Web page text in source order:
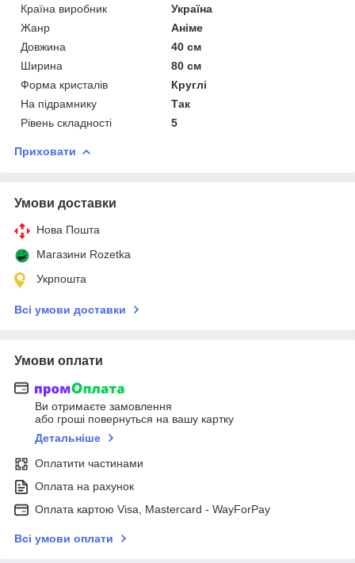
Країна виробник
Україна
Жанр
Аніме
Довжина
40 см
Ширина
80 см
Форма кристалів
Круглі
На підрамнику
Так
Рівень складності
5
Приховати
Умови доставки
Нова Пошта
Магазини Rozetka
Укрпошта
Всі умови доставки
Умови оплати
Ви отримаєте замовлення
або гроші повернуться на вашу картку
Детальніше
Оплатити частинами
Оплата на рахунок
Оплата картою Visa, Mastercard - WayForPay
Всі умови оплати